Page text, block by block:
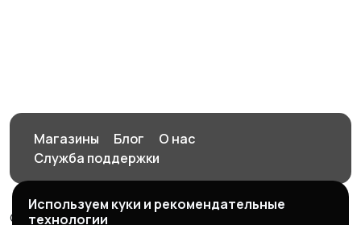
Магазины Блог
О нас
Служба поддержки
© 2026 Орен-АЙ - Авто | Недвижимость | Работа |
Используем куки и рекомендательные
технологии